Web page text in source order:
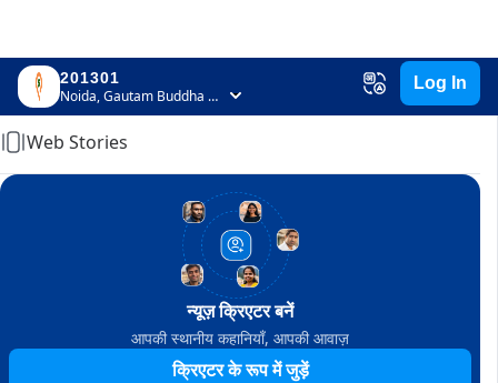
201301
Noida, Gautam Buddha Nagar, Uttar Pradesh
Log In
Home
Web Stories
न्यूज़ क्रिएटर बनें
आपकी स्थानीय कहानियाँ, आपकी आवाज़
क्रिएटर के रूप में जुड़ें